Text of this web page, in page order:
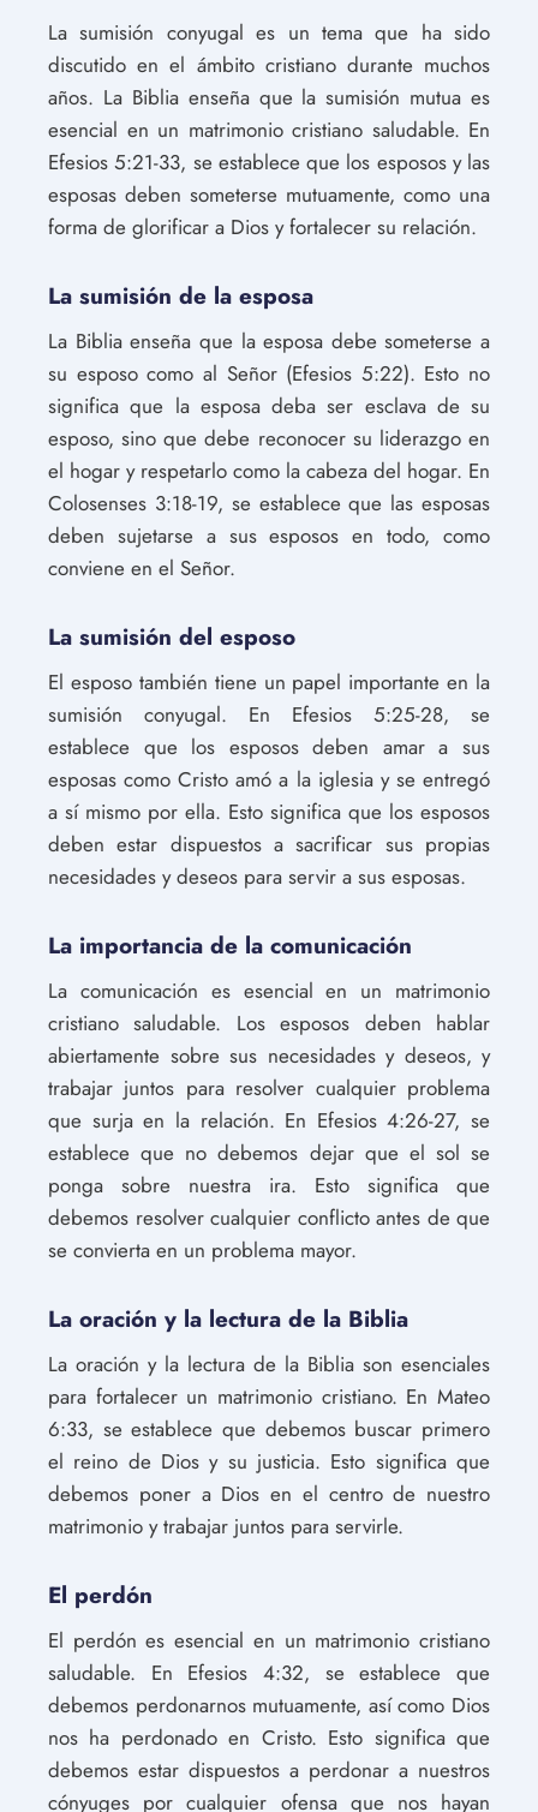
La sumisión conyugal es un tema que ha sido
discutido en el ámbito cristiano durante muchos
años. La Biblia enseña que la sumisión mutua es
esencial en un matrimonio cristiano saludable. En
Efesios 5:21-33, se establece que los esposos y las
esposas deben someterse mutuamente, como una
forma de glorificar a Dios y fortalecer su relación.
La sumisión de la esposa
La Biblia enseña que la esposa debe someterse a
su esposo como al Señor (Efesios 5:22). Esto no
significa que la esposa deba ser esclava de su
esposo, sino que debe reconocer su liderazgo en
el hogar y respetarlo como la cabeza del hogar. En
Colosenses 3:18-19, se establece que las esposas
deben sujetarse a sus esposos en todo, como
conviene en el Señor.
La sumisión del esposo
El esposo también tiene un papel importante en la
sumisión conyugal. En Efesios 5:25-28, se
establece que los esposos deben amar a sus
esposas como Cristo amó a la iglesia y se entregó
a sí mismo por ella. Esto significa que los esposos
deben estar dispuestos a sacrificar sus propias
necesidades y deseos para servir a sus esposas.
La importancia de la comunicación
La comunicación es esencial en un matrimonio
cristiano saludable. Los esposos deben hablar
abiertamente sobre sus necesidades y deseos, y
trabajar juntos para resolver cualquier problema
que surja en la relación. En Efesios 4:26-27, se
establece que no debemos dejar que el sol se
ponga sobre nuestra ira. Esto significa que
debemos resolver cualquier conflicto antes de que
se convierta en un problema mayor.
La oración y la lectura de la Biblia
La oración y la lectura de la Biblia son esenciales
para fortalecer un matrimonio cristiano. En Mateo
6:33, se establece que debemos buscar primero
el reino de Dios y su justicia. Esto significa que
debemos poner a Dios en el centro de nuestro
matrimonio y trabajar juntos para servirle.
El perdón
El perdón es esencial en un matrimonio cristiano
saludable. En Efesios 4:32, se establece que
debemos perdonarnos mutuamente, así como Dios
nos ha perdonado en Cristo. Esto significa que
debemos estar dispuestos a perdonar a nuestros
cónyuges por cualquier ofensa que nos hayan